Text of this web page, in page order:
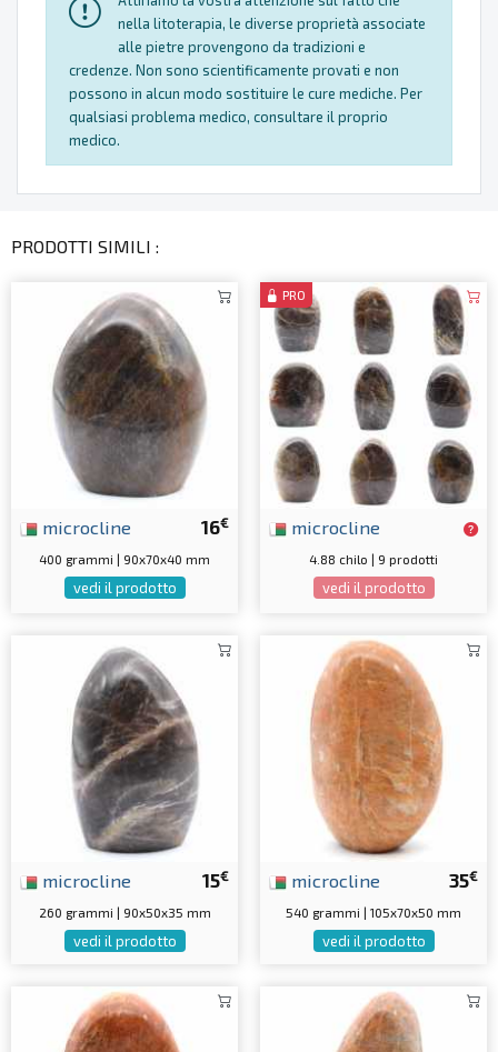
nella litoterapia, le diverse proprietà associate
alle pietre provengono da tradizioni e
credenze. Non sono scientificamente provati e non
possono in alcun modo sostituire le cure mediche. Per
qualsiasi problema medico, consultare il proprio
medico.
PRODOTTI SIMILI :
16€
microcline
400 grammi | 90x70x40 mm
vedi il prodotto
PRO
microcline
4.88 chilo | 9 prodotti
vedi il prodotto
15€
microcline
260 grammi | 90x50x35 mm
vedi il prodotto
35€
microcline
540 grammi | 105x70x50 mm
vedi il prodotto